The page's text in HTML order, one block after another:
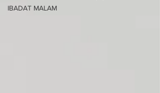
IBADAT MALAM